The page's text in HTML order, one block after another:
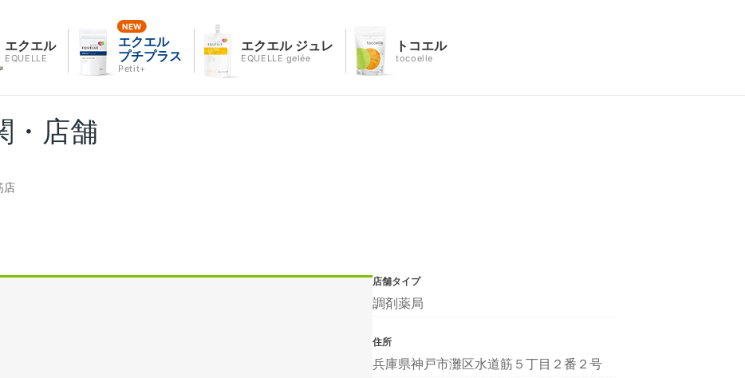
エクエル
EQUELLE
エクエル
プチプラス
Petit+
エクエル ジュレ
EQUELLE gelée
トコエル
tocoelle
・店舗
店
店舗タイプ
調剤薬局
住所
兵庫県神戸市灘区水道筋５丁目２番２号